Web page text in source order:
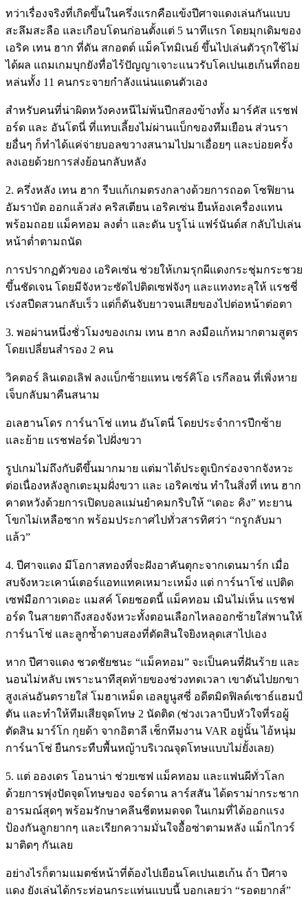
ทว่าเรื่องจริงที่เกิดขึ้นในครึ่งแรกคือแข้งปีศาจแดงเล่นกันแบบ
สะลึมสะลือ และเกือบโดนก่อนตั้งแต่ 5 นาทีแรก โดยมุกเดิมของ
เอริค เทน ฮาก ที่ดัน สกอตต์ แม็คโทมิเนย์ ขึ้นไปเล่นตัวรุกใช้ไม่
ได้ผล แถมเกมบุกยังทื่อไร้ปัญญาเจาะแนวรับโคเปนเฮเก้นที่ถอย
หล่นทั้ง 11 คนกระจายกำลังแน่นแดนตัวเอง
สำหรับคนที่น่าผิดหวังคงหนีไม่พ้นปีกสองข้างทั้ง มาร์คัส แรชฟ
อร์ด และ อันโตนี่ ที่แทบเลี้ยงไม่ผ่านแบ็กของทีมเยือน ส่วนรา
ยอื่นๆ ก็ทำได้แค่จ่ายบอลขวางสนามไปมาเอื่อยๆ และบ่อยครั้ง
ลงเอยด้วยการส่งย้อนกลับหลัง
2. ครึ่งหลัง เทน ฮาก รีบแก้เกมตรงกลางด้วยการถอด โซฟิยาน
อัมราบัต ออกแล้วส่ง คริสเตียน เอริคเซ่น ยืนห้องเครื่องแทน
พร้อมถอย แม็คทอม ลงต่ำ และดัน บรูโน่ แฟร์นันด์ส กลับไปเล่น
หน้าต่ำตามถนัด
การปรากฏตัวของ เอริคเซ่น ช่วยให้เกมรุกผีแดงกระชุ่มกระชวย
ขึ้นชัดเจน โดยมีจังหวะซัดไปติดเซฟจังๆ และแทงทะลุให้ แรชชี่
เร่งสปีดสวนกลับเร็ว แต่ก็ดันจับยาวจนเสียของไปต่อหน้าต่อตา
3. พอผ่านหนึ่งชั่วโมงของเกม เทน ฮาก ลงมือแก้หมากตามสูตร
โดยเปลี่ยนสำรอง 2 คน
วิคตอร์ ลินเดอเลิฟ ลงแบ็กซ้ายแทน เซร์คิโอ เรกีลอน ที่เพิ่งหาย
เจ็บกลับมาคืนสนาม
อเลฮานโดร การ์นาโช่ แทน อันโตนี่ โดยประจำการปีกซ้าย
และย้าย แรชฟอร์ด ไปฝั่งขวา
รูปเกมไม่ถึงกับดีขึ้นมากมาย แต่มาได้ประตูเบิกร่องจากจังหวะ
ต่อเนื่องหลังลูกเตะมุมฝั่งขวา และ เอริคเซ่น ทำในสิ่งที่ เทน ฮาก
คาดหวังด้วยการเปิดบอลแม่นยำคมกริบให้ “เดอะ คิง” ทะยาน
โขกไม่เหลือซาก พร้อมประกาศไปทั่วสารทิศว่า “กรูกลับมา
แล้ว”
4. ปีศาจแดง มีโอกาสทองที่จะฝังอาคันตุกะจากเดนมาร์ก เมื่อ
สบจังหวะเคาน์เตอร์แอทแทคเหมาะเหม็ง แต่ การ์นาโช่ แปติด
เซฟมือกาวเดอะ แมสค์ โดยชอตนี้ แม็คทอม เมินไม่เห็น แรชฟ
อร์ด ในสายตาถึงสองจังหวะทั้งตอนเลือกไหลออกซ้ายใส่พานให้
การ์นาโช่ และลูกซ้ำดาบสองที่ตัดสินใจยิงหลุดเสาไปเอง
หาก ปีศาจแดง ชวดชัยชนะ “แม็คทอม” จะเป็นคนที่ฝันร้าย และ
นอนไม่หลับ เพราะนาทีสุดท้ายของช่วงทดเวลา เขาดันไปยกขา
สูงเล่นอันตรายใส่ โมฮาเหม็ด เอลยูนูสซี่ อดีตมิดฟิลด์เซาธ์แฮมป์
ตัน และทำให้ทีมเสียจุดโทษ 2 นัดติด (ช่วงเวลาบีบหัวใจที่รอผู้
ตัดสิน มาร์โก กุยด้า จากอิตาลี เช็กทีมงาน VAR อยู่นั้น ไอ้หนุ่ม
การ์นาโช่ ยืนกระทืบพื้นหญ้าบริเวณจุดโทษแบบไม่ยั้งเลย)
5. แต่ อองเดร โอนาน่า ช่วยเซฟ แม็คทอม และแฟนผีทั่วโลก
ด้วยการพุ่งปัดจุดโทษของ จอร์ดาน ลาร์สสัน ได้ดราม่ากระชาก
อารมณ์สุดๆ พร้อมรักษาคลีนชีตหมดจด ในเกมที่ได้ออกแรง
ป้องกันลูกยากๆ และเรียกความมั่นใจอื้อซ่าตามหลัง แม็กไกวร์
มาติดๆ กันเลย
อย่างไรก็ตามแมตช์หน้าที่ต้องไปเยือนโคเปนเฮเก้น ถ้า ปีศาจ
แดง ยังเล่นได้กระท่อนกระแท่นแบบนี้ บอกเลยว่า “รอดยากส์”